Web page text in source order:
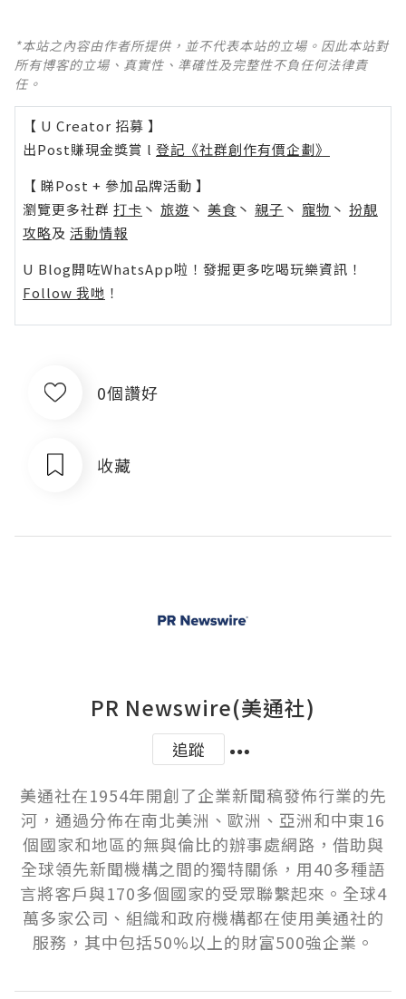
*本站之內容由作者所提供，並不代表本站的立場。因此本站對
所有博客的立場、真實性、準確性及完整性不負任何法律責
任。
【 U Creator 招募 】
出Post賺現金獎賞 l 登記《社群創作有價企劃》
【 睇Post + 參加品牌活動 】
瀏覽更多社群 打卡 丶 旅遊 丶 美食 丶 親子 丶 寵物 丶 扮靚
攻略及 活動情報
U Blog開咗WhatsApp啦！發掘更多吃喝玩樂資訊！
Follow 我哋 ！
0個讚好
收藏
PR Newswire(美通社)
追蹤
美通社在1954年開創了企業新聞稿發佈行業的先
河，通過分佈在南北美洲、歐洲、亞洲和中東16
個國家和地區的無與倫比的辦事處網路，借助與
全球領先新聞機構之間的獨特關係，用40多種語
言將客戶與170多個國家的受眾聯繫起來。全球4
萬多家公司、組織和政府機構都在使用美通社的
服務，其中包括50%以上的財富500強企業。